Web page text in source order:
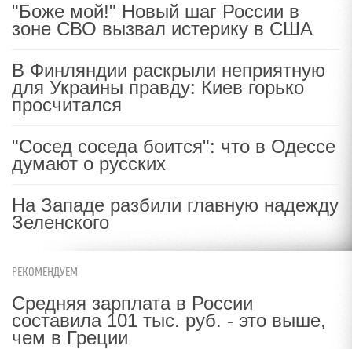
"Боже мой!" Новый шаг России в
зоне СВО вызвал истерику в США
В Финляндии раскрыли неприятную
для Украины правду: Киев горько
просчитался
"Сосед соседа боится": что в Одессе
думают о русских
На Западе разбили главную надежду
Зеленского
РЕКОМЕНДУЕМ
Средняя зарплата в России
составила 101 тыс. руб. - это выше,
чем в Греции